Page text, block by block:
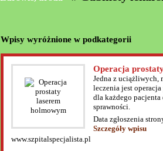
Wpisy wyróżnione w podkategorii
www.szpitalspecjalista.pl
Operacja
Jedna z uciążliwych,
leczenia jest
dla każdego pacjenta
sprawności.
Data zgłoszenia
Szczegóły wpisu